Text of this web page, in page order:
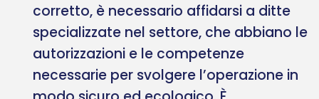
corretto, è necessario affidarsi a ditte
specializzate nel settore, che abbiano le
autorizzazioni e le competenze
necessarie per svolgere l’operazione in